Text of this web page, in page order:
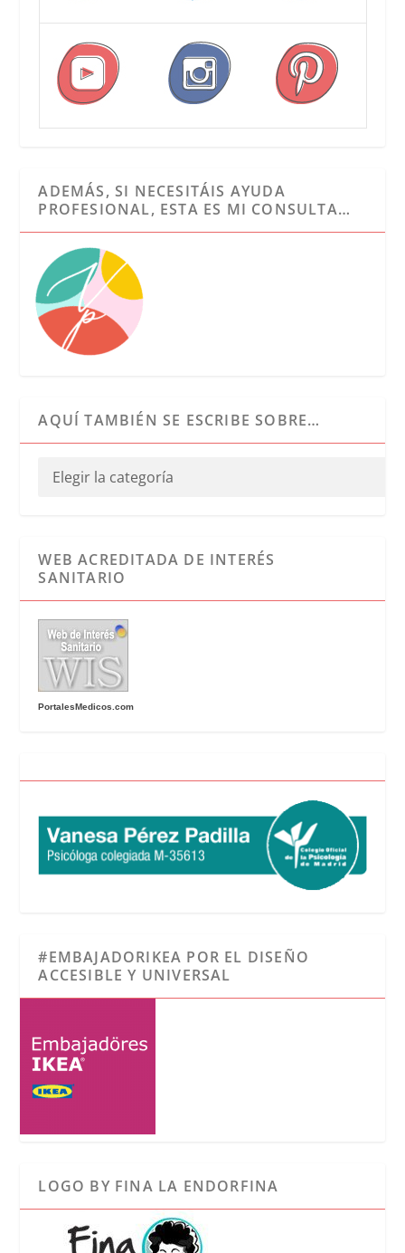
ADEMÁS, SI NECESITÁIS AYUDA
PROFESIONAL, ESTA ES MI CONSULTA…
AQUÍ TAMBIÉN SE ESCRIBE SOBRE…
WEB ACREDITADA DE INTERÉS
SANITARIO
PortalesMedicos.com
#EMBAJADORIKEA POR EL DISEÑO
ACCESIBLE Y UNIVERSAL
LOGO BY FINA LA ENDORFINA